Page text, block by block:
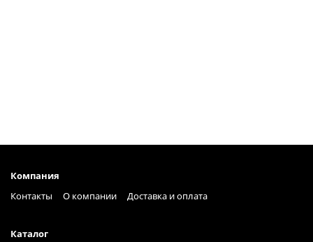
Компания
Контакты
О компании Доставка и оплата
Каталог